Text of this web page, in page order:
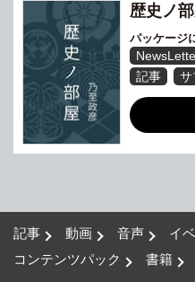
歴史ノ
パッケージ
記事
サ
記事 動画 音声 イ
コンテンツパック
書籍